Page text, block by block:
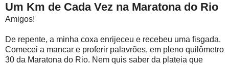
Um Km de Cada Vez na Maratona do Rio
Amigos!
De repente, a minha coxa enrijeceu e recebeu uma fisgada.
Comecei a mancar e proferir palavrões, em pleno quilômetro
30 da Maratona do Rio. Nem quis saber da plateia que